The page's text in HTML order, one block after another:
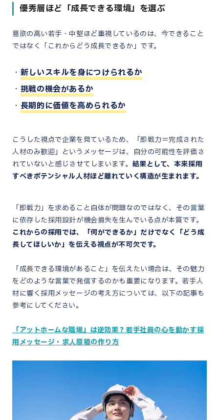
優秀層ほど「成長できる環境」を選ぶ
意欲の高い若手・中堅ほど重視しているのは、今できること
ではなく「これからどう成長できるか」です。
新しいスキルを身につけられるか
挑戦の機会があるか
長期的に価値を高められるか
こうした視点で企業を見ているため、「即戦力＝完成された
人材のみ歓迎」というメッセージは、自分の可能性を評価さ
れていないと感じさせてしまいます。 結果として、本来採用
すべきポテンシャル人材ほど離れていく構造が生まれます。
「即戦力」を求めること自体が問題なのではなく、その言葉
に依存した採用設計が機会損失を生んでいる点が本質です。
これからの採用では、「何ができるか」だけでなく「どう成
長してほしいか」を伝える視点が不可欠です。
「成長できる環境があること」を伝えたい場合は、その魅力
をどのような言葉で発信するのかも重要になります。若手人
材に響く採用メッセージの考え方については、以下の記事も
参考にしてください。
「アットホームな職場」は逆効果？若手社員の心を動かす採
用メッセージ・求人原稿の作り方